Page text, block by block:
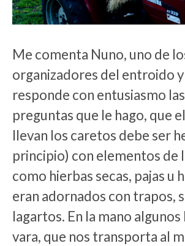
Me comenta Nuno, uno de
organizadores del entroido
responde con entusiasmo
preguntas que le hago, que
llevan los caretos debe ser
principio) con elementos de
como hierbas secas, pajas u
eran adornados con trapos,
lagartos. En la mano algunos
vara, que nos transporta al